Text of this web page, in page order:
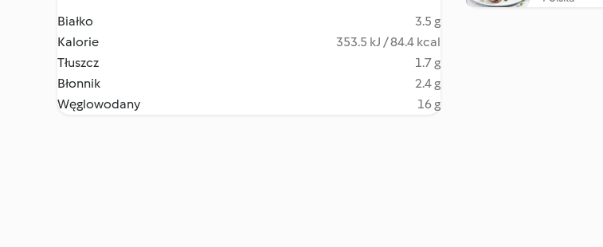
Białko
3.5 g
Kalorie
353.5 kJ / 84.4 kcal
Tłuszcz
1.7 g
Błonnik
2.4 g
Węglowodany
16 g